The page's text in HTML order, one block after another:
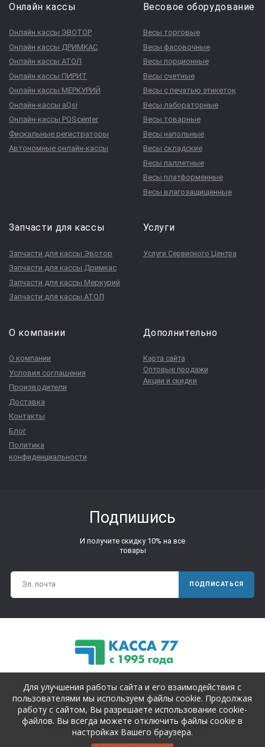
Онлайн кассы
Онлайн кассы ЭВОТОР
Онлайн кассы ДРИМКАС
Онлайн кассы АТОЛ
Онлайн кассы ПИРИТ
Онлайн кассы МЕРКУРИЙ
Онлайн-кассы aQsi
Онлайн-кассы POScenter
Фискальные регистраторы
Автономные онлайн-кассы
Весовое оборудование
Весы торговые
Весы фасовочные
Весы порционные
Весы счетные
Весы с печатью этикеток
Весы лабораторные
Весы товарные
Весы напольные
Весы складские
Весы паллетные
Весы платформенные
Весы влагозащищенные
Запчасти для кассы
Запчасти для кассы Эвотор
Запчасти для кассы Дримкас
Запчасти для кассы Меркурий
Запчасти для кассы АТОЛ
Услуги
Услуги Сервисного Центра
О компании
О компании
Условия соглашения
Производители
Доставка
Контакты
Блог
Политика
конфиденциальности
Дополнительно
Карта сайта
Оптовые продажи
Акции и скидки
Подпишись
И получите скидку 10% на все
товары
ПОДПИСАТЬСЯ
© Copyright 1995-2025. Все права защищены.
Магазин для магазинов.
Кассы, весы и другое торговое оборудование.
Для улучшения работы сайта и его взаимодействия с
пользователями мы используем файлы cookie. Продолжая
работу с сайтом, Вы разрешаете использование cookie-
файлов. Вы всегда можете отключить файлы cookie в
настройках Вашего браузера.